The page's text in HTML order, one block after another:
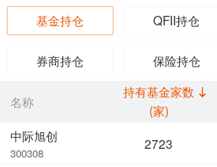
基金持仓 QFII持仓
券商持仓 保险持仓
名称
中际旭创
300308
持有基金家数
(家)
2723